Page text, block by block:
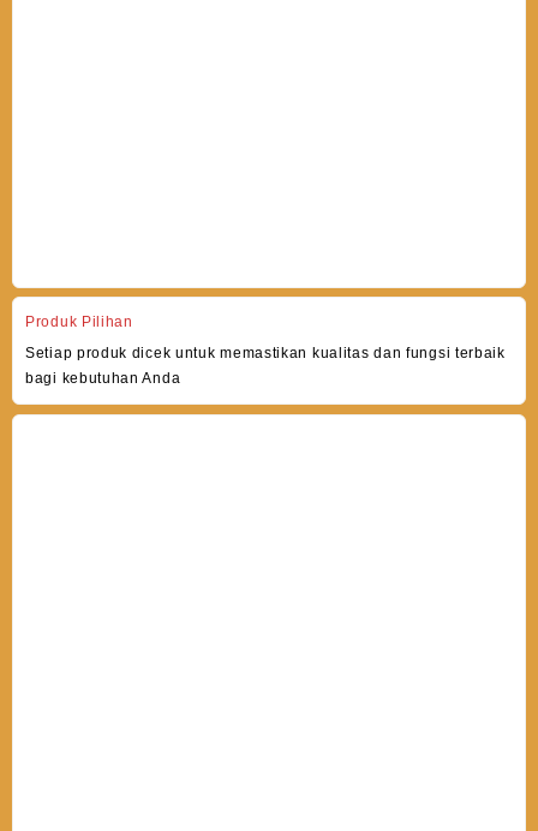
Produk Pilihan
Setiap produk dicek untuk memastikan kualitas dan fungsi terbaik
bagi kebutuhan Anda